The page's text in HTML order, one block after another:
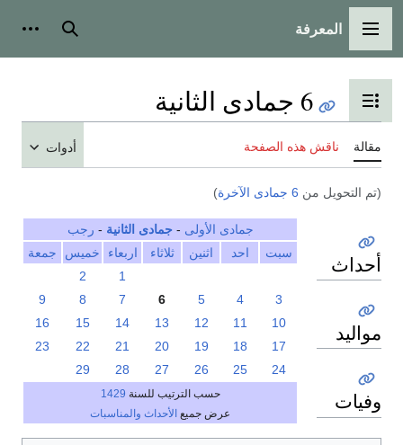
القائمة الرئيسية
المعرفة بحث
تبديل عرض جدول المحتويات
6 جمادى الثانية
مقالة ناقش هذه الصفحة أدوات
(تم التحويل من 6 جمادى الآخرة )
جمادى الأولى -جمادى الثانية - رجب
سبت
احد اثنين ثلاثاء اربعاء خميس
جمعة
1
2
3
4
5
6
7
8
9
10
11
12
13
14
15
16
17
18
19
20
21
22
23
24
25
26
27
28
29
حسب الترتيب للسنة 1429
عرض جميع الأحداث والمناسبات
أحداث
مواليد
وفيات